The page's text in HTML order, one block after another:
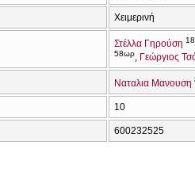
Χειμερινή
Στέλλα Γηρούση
58ωρ Γεώργιος
Ναταλια Μανουση
10
600232525